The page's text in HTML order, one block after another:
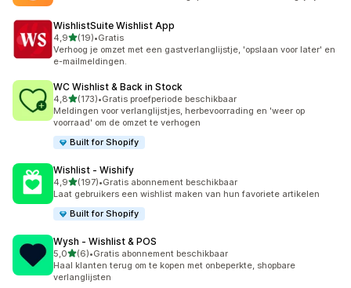
WishlistSuite Wishlist App
4,9van 5 sterren
(19)
19 recensies in totaal
•Gratis
Verhoog je omzet met een gastverlanglijstje, 'opslaan voor later' en
e-mailmeldingen.
WC Wishlist & Back in Stock
4,8van 5 sterren
(173)
173 recensies in totaal
•Gratis proefperiode beschikbaar
Meldingen voor verlanglijstjes, herbevoorrading en 'weer op
voorraad' om de omzet te verhogen
Built for Shopify
Wishlist ‑ Wishify
4,9van 5 sterren
(197)
197 recensies in totaal
•Gratis abonnement beschikbaar
Laat gebruikers een wishlist maken van hun favoriete artikelen
Built for Shopify
Wysh ‑ Wishlist & POS
5,0van 5 sterren
(6)
6 recensies in totaal
•Gratis abonnement beschikbaar
Haal klanten terug om te kopen met onbeperkte, shopbare
verlanglijsten